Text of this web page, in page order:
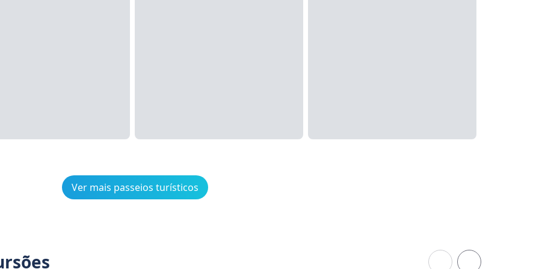
Ver mais passeios turísticos